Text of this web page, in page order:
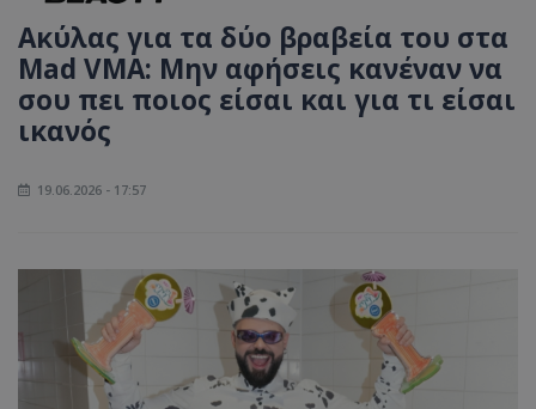
Ακύλας για τα δύο βραβεία του στα
Mad VMA: Μην αφήσεις κανέναν να
σου πει ποιος είσαι και για τι είσαι
ικανός
19.06.2026 - 17:57